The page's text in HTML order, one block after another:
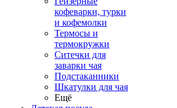
кофеварки, турки
и кофемолки
Термосы и
термокружки
Ситечки для
заварки чая
Подстаканники
Шкатулки для чая
Ещё